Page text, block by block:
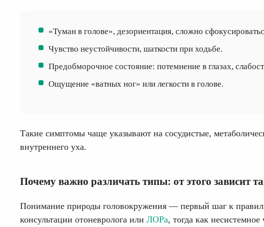
«Туман в голове», дезориентация, сложно
Чувство неустойчивости, шаткости при ходьбе.
Предобморочное состояние: потемнение в глазах,
Ощущение «ватных ног» или легкости в голове.
Такие симптомы чаще указывают на сосудистые,
внутреннего уха.
Почему важно различать типы: от этого зависит
Понимание природы головокружения — первый шаг к
консультации отоневролога или ЛОРа, тогда как